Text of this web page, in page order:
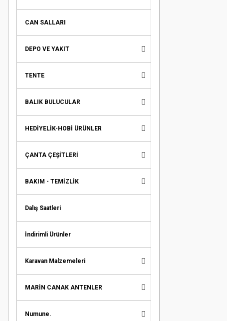
CAN SALLARI
DEPO VE YAKIT
TENTE
BALIK BULUCULAR
HEDİYELİK-HOBİ ÜRÜNLER
ÇANTA ÇEŞİTLERİ
BAKIM - TEMİZLİK
Dalış Saatleri
İndirimli Ürünler
Karavan Malzemeleri
MARİN CANAK ANTENLER
Numune.